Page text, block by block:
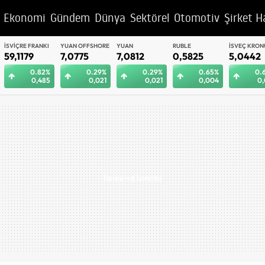
Ekonomi Gündem Dünya Sektörel Otomotiv Şirket
YUAN OFFSHORE
7,0775
0.29%
0,021
YUAN
7,0812
0.29%
0,021
RUBLE
0,5825
0.65%
0,004
İSVEÇ KRONU
5,0442
0.62%
0,031
BAE DIRHEMI
12,9992